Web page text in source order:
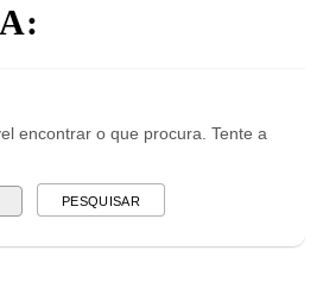
encontrar o que procura. Tente a